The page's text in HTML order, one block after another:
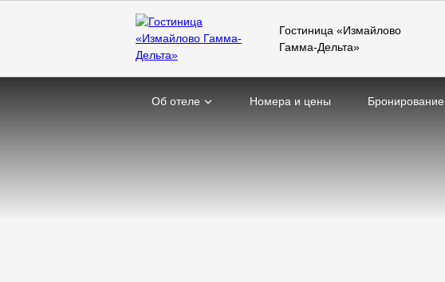
Гостиница «Измайлово
Гамма-Дельта»
Об отеле Номера и цены Бронирование